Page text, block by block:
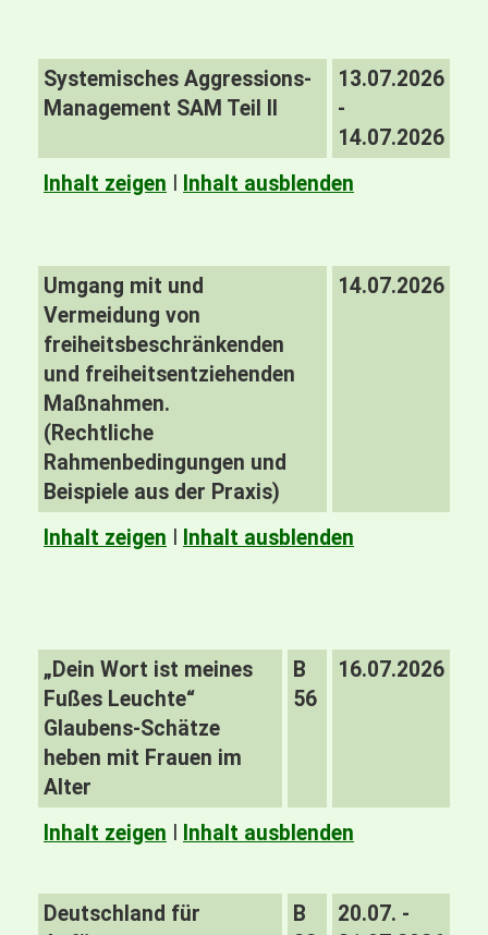
Systemisches Aggressions-
Management SAM Teil II
13.07.2026
-
14.07.2026
Inhalt zeigen
Inhalt ausblenden
Umgang mit und
Vermeidung von
freiheitsbeschränkenden
und freiheitsentziehenden
Maßnahmen.
(Rechtliche
Rahmenbedingungen und
Beispiele aus der Praxis)
14.07.2026
Inhalt zeigen Inhalt ausblenden
„Dein Wort ist meines
Fußes Leuchte“
Glaubens-Schätze
heben mit Frauen im
Alter
B
56
16.07.2026
Inhalt zeigen Inhalt ausblenden
Deutschland für
B
20.07. -